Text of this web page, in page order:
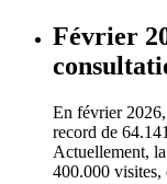
Février
En février
record de
Actuellement,
400.000 visites,